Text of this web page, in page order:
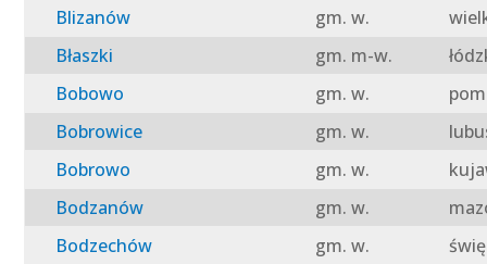
Blizanów
gm. w.
Błaszki
gm. m-w.
Bobowo
gm. w.
Bobrowice
gm. w.
Bobrowo
gm. w.
Bodzanów
gm. w.
Bodzechów
gm. w.